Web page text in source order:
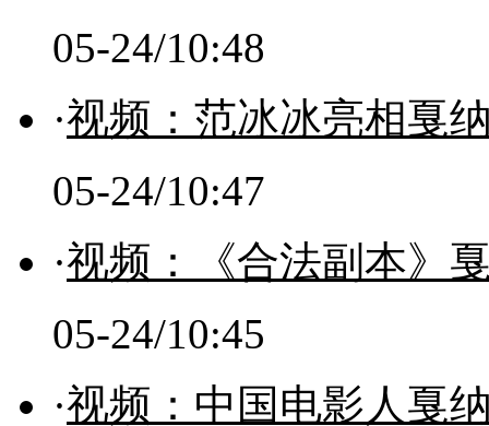
05-24/10:48
·视频：范冰冰亮相戛
05-24/10:47
·视频：《合法副本》
05-24/10:45
·视频：中国电影人戛